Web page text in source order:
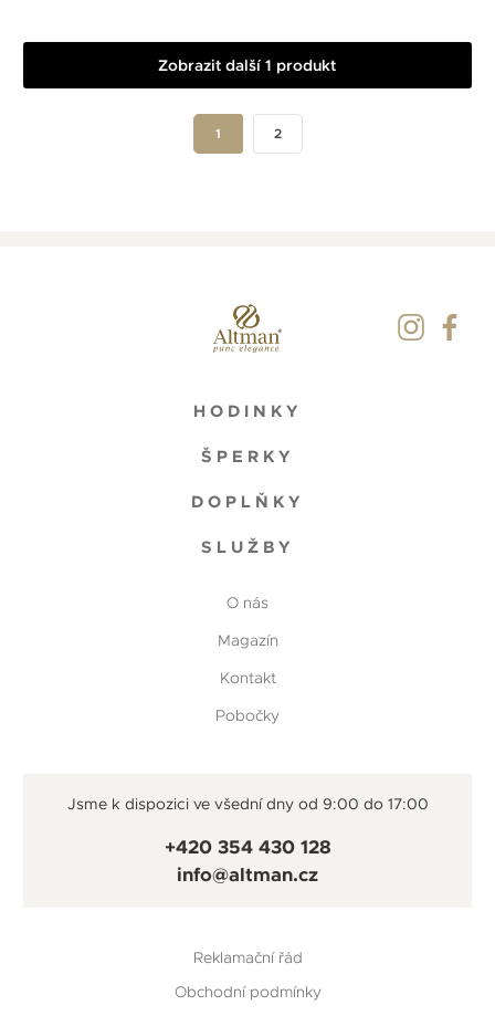
Zobrazit další 1 produkt
1 2
HODINKY
ŠPERKY
DOPLŇKY
SLUŽBY
O nás
Magazín
Kontakt
Pobočky
Jsme k dispozici ve všední dny od 9:00 do 17:00
+420 354 430 128
info@altman.cz
Reklamační řád
Obchodní podmínky